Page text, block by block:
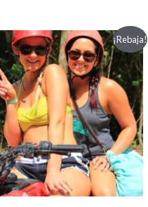
¡Rebaja!
Rango
de
precios:
desde
$49.50
hasta
$74.00